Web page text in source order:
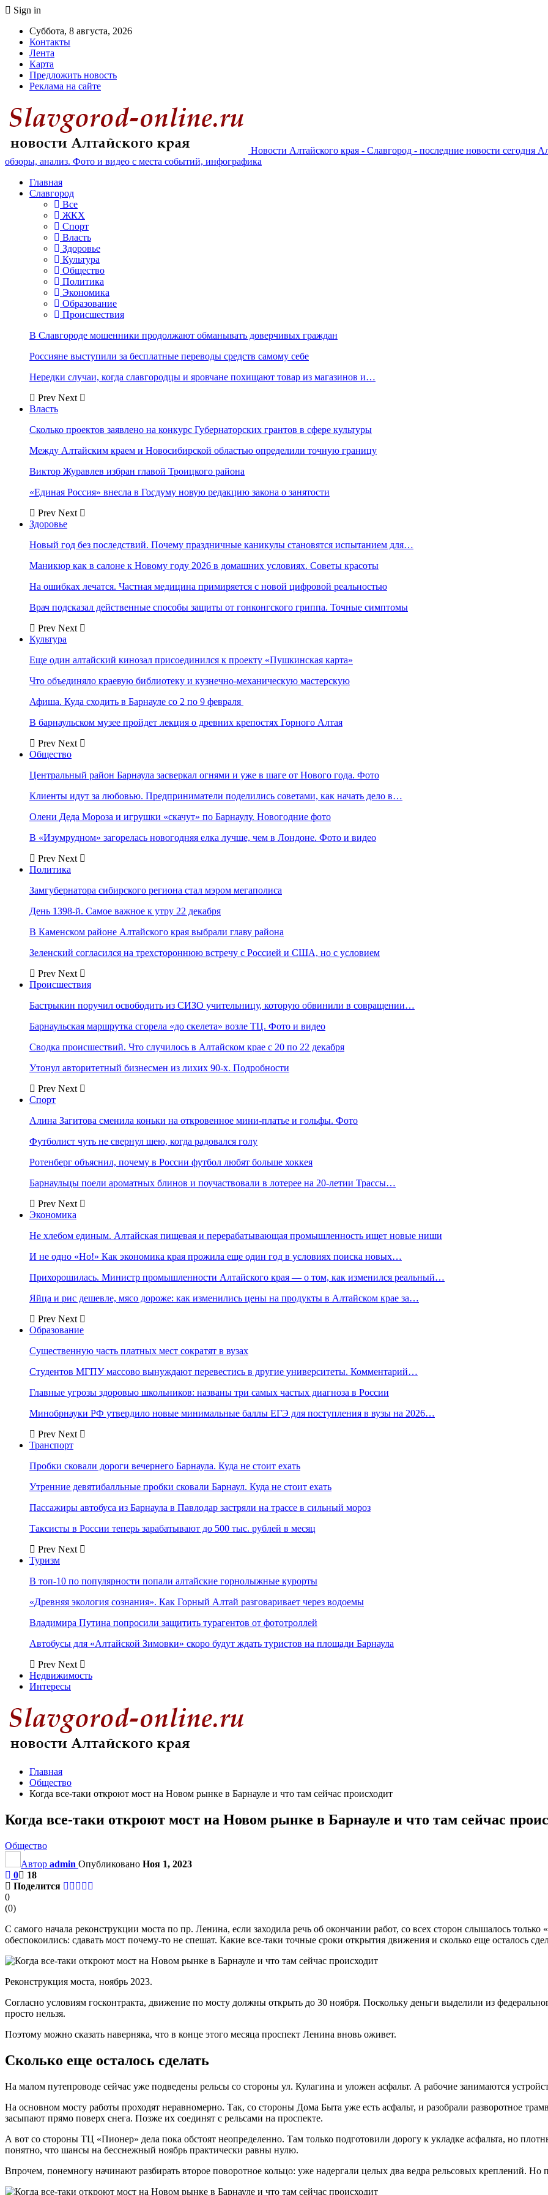
Sign in
Суббота, 8 августа, 2026
Контакты
Лента
Карта
Предложить новость
Реклама на сайте
Новости Алтайского края - Славгород - последние новости сегодня
обзоры, анализ. Фото и видео с места событий, инфографика
Главная
Славгород
Все
ЖКХ
Спорт
Власть
Здоровье
Культура
Общество
Политика
Экономика
Образование
Происшествия
В Славгороде мошенники продолжают обманывать доверчивых граждан
Россияне выступили за бесплатные переводы средств самому себе
Нередки случаи, когда славгородцы и яровчане похищают товар из магазинов и…
Prev Next
Власть
Сколько проектов заявлено на конкурс Губернаторских грантов в сфере культуры
Между Алтайским краем и Новосибирской областью определили точную границу
Виктор Журавлев избран главой Троицкого района
«Единая Россия» внесла в Госдуму новую редакцию закона о занятости
Prev Next
Здоровье
Новый год без последствий. Почему праздничные каникулы становятся испытанием для…
Маникюр как в салоне к Новому году 2026 в домашних условиях. Советы красоты
На ошибках лечатся. Частная медицина примиряется с новой цифровой реальностью
Врач подсказал действенные способы защиты от гонконгского гриппа. Точные симптомы
Prev Next
Культура
Еще один алтайский кинозал присоединился к проекту «Пушкинская карта»
Что объединяло краевую библиотеку и кузнечно-механическую мастерскую
Афиша. Куда сходить в Барнауле со 2 по 9 февраля
В барнаульском музее пройдет лекция о древних крепостях Горного Алтая
Prev Next
Общество
Центральный район Барнаула засверкал огнями и уже в шаге от Нового года. Фото
Клиенты идут за любовью. Предприниматели поделились советами, как начать дело в…
Олени Деда Мороза и игрушки «скачут» по Барнаулу. Новогодние фото
В «Изумрудном» загорелась новогодняя елка лучше, чем в Лондоне. Фото и видео
Prev Next
Политика
Замгубернатора сибирского региона стал мэром мегаполиса
День 1398-й. Самое важное к утру 22 декабря
В Каменском районе Алтайского края выбрали главу района
Зеленский согласился на трехстороннюю встречу с Россией и США, но с условием
Prev Next
Происшествия
Бастрыкин поручил освободить из СИЗО учительницу, которую обвинили в совращении…
Барнаульская маршрутка сгорела «до скелета» возле ТЦ. Фото и видео
Сводка происшествий. Что случилось в Алтайском крае с 20 по 22 декабря
Утонул авторитетный бизнесмен из лихих 90-х. Подробности
Prev Next
Спорт
Алина Загитова сменила коньки на откровенное мини-платье и гольфы. Фото
Футболист чуть не свернул шею, когда радовался голу
Ротенберг объяснил, почему в России футбол любят больше хоккея
Барнаульцы поели ароматных блинов и поучаствовали в лотерее на 20-летии Трассы…
Prev Next
Экономика
Не хлебом единым. Алтайская пищевая и перерабатывающая промышленность ищет новые ниши
И не одно «Но!» Как экономика края прожила еще один год в условиях поиска новых…
Прихорошилась. Министр промышленности Алтайского края — о том, как изменился реальный…
Яйца и рис дешевле, мясо дороже: как изменились цены на продукты в Алтайском крае за…
Prev Next
Образование
Существенную часть платных мест сократят в вузах
Студентов МГПУ массово вынуждают перевестись в другие университеты. Комментарий…
Главные угрозы здоровью школьников: названы три самых частых диагноза в России
Минобрнауки РФ утвердило новые минимальные баллы ЕГЭ для поступления в вузы на 2026…
Prev Next
Транспорт
Пробки сковали дороги вечернего Барнаула. Куда не стоит ехать
Утренние девятибалльные пробки сковали Барнаул. Куда не стоит ехать
Пассажиры автобуса из Барнаула в Павлодар застряли на трассе в сильный мороз
Таксисты в России теперь зарабатывают до 500 тыс. рублей в месяц
Prev Next
Туризм
В топ-10 по популярности попали алтайские горнолыжные курорты
«Древняя экология сознания». Как Горный Алтай разговаривает через водоемы
Владимира Путина попросили защитить турагентов от фототроллей
Автобусы для «Алтайской Зимовки» скоро будут ждать туристов на площади Барнаула
Prev Next
Недвижимость
Интересы
Главная
Общество
Когда все-таки откроют мост на Новом рынке в Барнауле и что там сейчас происходит
Когда все-таки откроют мост на Новом рынке в Барнауле и что там сейчас
Общество
Автор admin Опубликовано Ноя 1, 2023
0
18
Поделится
0
(0)
С самого начала реконструкции моста по пр. Ленина, если заходила речь об окончании работ, со всех сторон слышалось
обеспокоились: сдавать мост почему-то не спешат. Какие все-таки точные сроки открытия движения и сколько еще осталось
Реконструкция моста, ноябрь 2023.
Согласно условиям госконтракта, движение по мосту должны открыть до 30 ноября. Поскольку деньги выделили из
просто нельзя.
Поэтому можно сказать наверняка, что в конце этого месяца проспект Ленина вновь оживет.
Сколько еще осталось сделать
На малом путепроводе сейчас уже подведены рельсы со стороны ул. Кулагина и уложен асфальт. А рабочие занимаются
На основном мосту работы проходят неравномерно. Так, со стороны Дома Быта уже есть асфальт, и разобрали разворотное
засыпают прямо поверх снега. Позже их соединят с рельсами на проспекте.
А вот со стороны ТЦ «Пионер» дела пока обстоят неопределенно. Там только подготовили дорогу к укладке асфальта, но
понятно, что шансы на бесснежный ноябрь практически равны нулю.
Впрочем, понемногу начинают разбирать второе поворотное кольцо: уже надергали целых два ведра рельсовых креплений. Но